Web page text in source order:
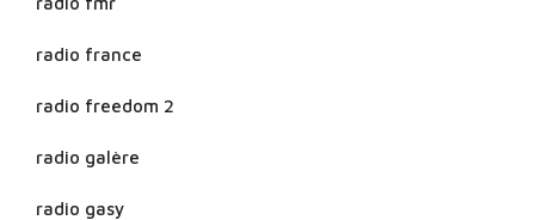
radio france
radio freedom 2
radio galère
radio gasy